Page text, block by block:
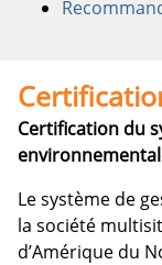
Certification du
Le système de
la société
d’Amérique du